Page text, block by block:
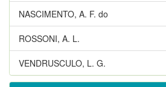
NASCIMENTO, A. F. do
ROSSONI, A. L.
VENDRUSCULO, L. G.